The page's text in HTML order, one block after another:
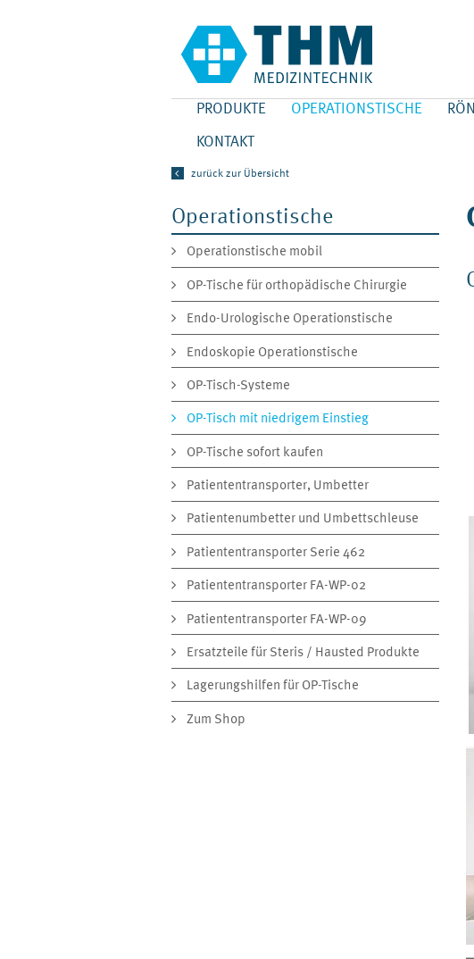
PRODUKTE OPERATIONSTISCHE
KONTAKT
zurück zur Übersicht
Operationstische
Operationstische mobil
OP-Tische für orthopädische Chirurgie
Endo-Urologische Operationstische
Endoskopie Operationstische
OP-Tisch-Systeme
OP-Tisch mit niedrigem Einstieg
OP-Tische sofort kaufen
Patiententransporter, Umbetter
Patientenumbetter und Umbettschleuse
Patiententransporter Serie 462
Patiententransporter FA-WP-02
Patiententransporter FA-WP-09
Ersatzteile für Steris / Hausted Produkte
Lagerungshilfen für OP-Tische
Zum Shop